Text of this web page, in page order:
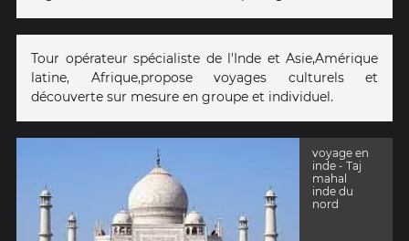
Tour opérateur spécialiste de l'Inde et Asie,Amérique
latine, Afrique,propose voyages culturels et
découverte sur mesure en groupe et individuel.
voyage en
inde - Taj
mahal
inde du
nord